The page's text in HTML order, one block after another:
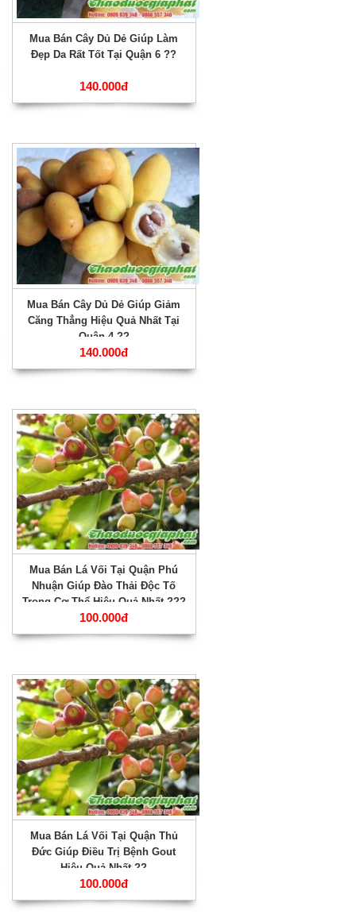
Mua Bán Cây Dủ Dẻ Giúp Làm
Đẹp Da Rất Tốt Tại Quận 6 ??
140.000đ
Mua Bán Cây Dủ Dẻ Giúp Giảm
Căng Thẳng Hiệu Quả Nhất Tại
Quận 4 ??
140.000đ
Mua Bán Lá Vối Tại Quận Phú
Nhuận Giúp Đào Thải Độc Tố
Trong Cơ Thể Hiệu Quả Nhất ???
100.000đ
Mua Bán Lá Vối Tại Quận Thủ
Đức Giúp Điều Trị Bệnh Gout
Hiệu Quả Nhất ??
100.000đ